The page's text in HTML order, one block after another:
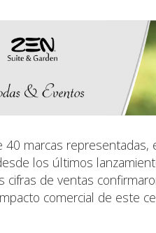
40 marcas representadas,
los últimos
cifras de ventas
comercial de este